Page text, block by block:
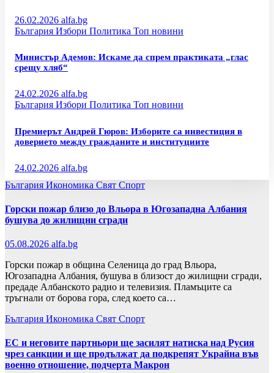
26.02.2026 alfa.bg
България Избори Политика Топ новини
Министър Адемов: Искаме да спрем практиката „глас
срещу хляб“
24.02.2026 alfa.bg
България Избори Политика Топ новини
Премиерът Андрей Гюров: Изборите са инвестиция в
доверието между гражданите и институциите
24.02.2026 alfa.bg
България Икономика Свят Спорт
Горски пожар близо до Вльора в Югозападна Албания
бушува до жилищни сгради
05.08.2026 alfa.bg
Горски пожар в община Селеница до град Вльора,
Югозападна Албания, бушува в близост до жилищни сгради,
предаде Албанското радио и телевизия. Пламъците са
тръгнали от борова гора, след което са…
България Икономика Свят Спорт
ЕС и неговите партньори ще засилят натиска над Русия
чрез санкции и ще продължат да подкрепят Украйна във
военно отношение, подчерта Макрон